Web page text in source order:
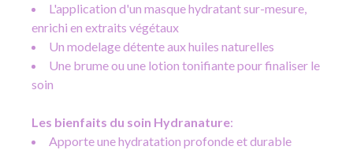
L'application d'un masque hydratant sur-mesure,
enrichi en extraits végétaux
Un modelage détente aux huiles naturelles
Une brume ou une lotion tonifiante pour finaliser le
soin
Les bienfaits du soin Hydranature:
Apporte une hydratation profonde et durable